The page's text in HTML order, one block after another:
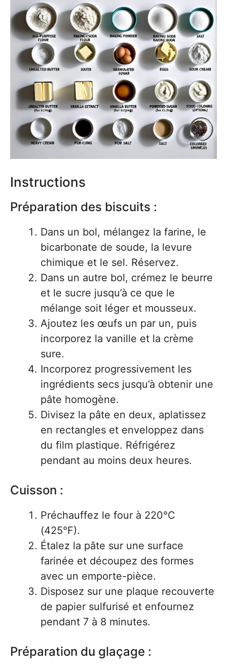
Instructions
Préparation des biscuits :
Dans un bol, mélangez la farine, le
bicarbonate de soude, la levure
chimique et le sel. Réservez.
Dans un autre bol, crémez le beurre
et le sucre jusqu’à ce que le
mélange soit léger et mousseux.
Ajoutez les œufs un par un, puis
incorporez la vanille et la crème
sure.
Incorporez progressivement les
ingrédients secs jusqu’à obtenir une
pâte homogène.
Divisez la pâte en deux, aplatissez
en rectangles et enveloppez dans
du film plastique. Réfrigérez
pendant au moins deux heures.
Cuisson :
Préchauffez le four à 220°C
(425°F).
Étalez la pâte sur une surface
farinée et découpez des formes
avec un emporte-pièce.
Disposez sur une plaque recouverte
de papier sulfurisé et enfournez
pendant 7 à 8 minutes.
Préparation du glaçage :